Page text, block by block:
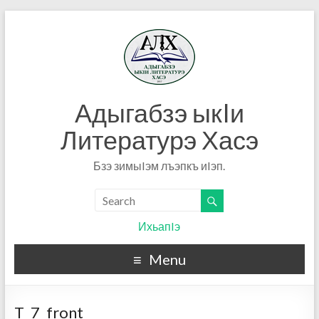
Адыгабзэ ыкIи
Литературэ Хасэ
Бзэ зимыIэм лъэпкъ иIэп.
ИхьапIэ
Menu
T_7_front